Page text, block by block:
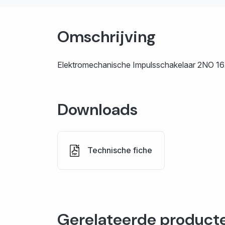
Omschrijving
Elektromechanische Impulsschakelaar 2NO
Downloads
Technische fiche
Gerelateerde